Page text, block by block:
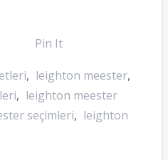
Pin It
, leighton meester,
, leighton meester
seçimleri, leighton